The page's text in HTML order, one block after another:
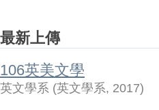
最新上傳
106英美文學
英文學系 (英文學系, 2017)